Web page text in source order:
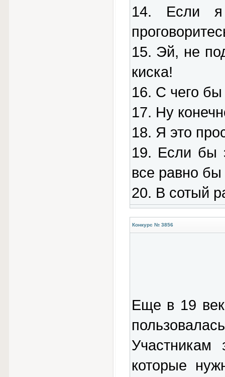
14. Если
15. Эй, не
киска!
16. С чего бы
17. Ну
18. Я это
19. Если бы
все равно
20. В сотый
Конкурс № 3856
Еще в 19
Участникам
которые